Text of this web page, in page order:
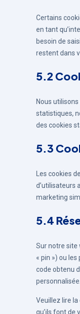
Certains
en tant
besoin de
restent dans
5.2
Nous
statistiques,
des cookies
5.3
Les cookies
d’utilisateurs
marketing
5.4
Sur notre site
« pin ») ou
code obtenu
personnalisée.
Veuillez lire
qu’ils font de